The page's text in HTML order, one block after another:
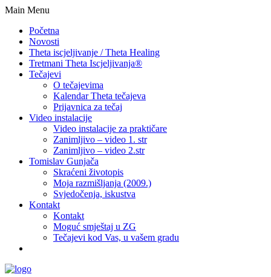
Main Menu
Početna
Novosti
Theta iscjeljivanje / Theta Healing
Tretmani Theta Iscjeljivanja®
Tečajevi
O tečajevima
Kalendar Theta tečajeva
Prijavnica za tečaj
Video instalacije
Video instalacije za praktičare
Zanimljivo – video 1. str
Zanimljivo – video 2.str
Tomislav Gunjača
Skraćeni životopis
Moja razmišljanja (2009.)
Svjedočenja, iskustva
Kontakt
Kontakt
Moguć smještaj u ZG
Tečajevi kod Vas, u vašem gradu